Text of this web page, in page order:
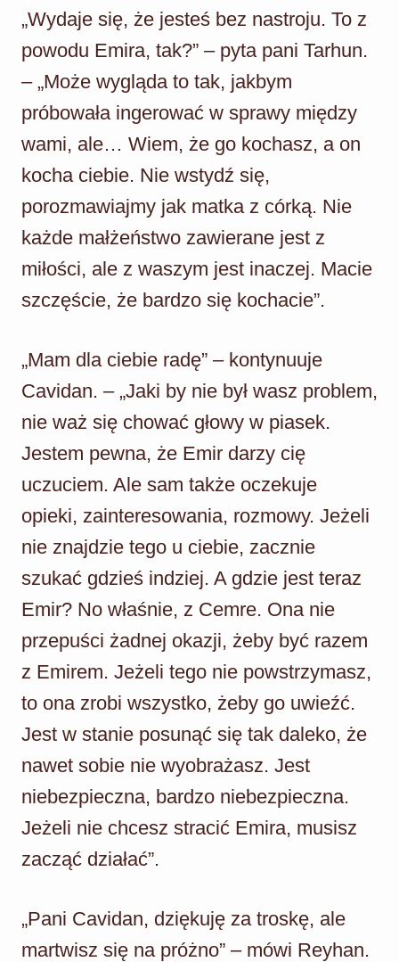
„Wydaje się, że jesteś bez nastroju. To z
powodu Emira, tak?” – pyta pani Tarhun.
– „Może wygląda to tak, jakbym
próbowała ingerować w sprawy między
wami, ale… Wiem, że go kochasz, a on
kocha ciebie. Nie wstydź się,
porozmawiajmy jak matka z córką. Nie
każde małżeństwo zawierane jest z
miłości, ale z waszym jest inaczej. Macie
szczęście, że bardzo się kochacie”.
„Mam dla ciebie radę” – kontynuuje
Cavidan. – „Jaki by nie był wasz problem,
nie waż się chować głowy w piasek.
Jestem pewna, że Emir darzy cię
uczuciem. Ale sam także oczekuje
opieki, zainteresowania, rozmowy. Jeżeli
nie znajdzie tego u ciebie, zacznie
szukać gdzieś indziej. A gdzie jest teraz
Emir? No właśnie, z Cemre. Ona nie
przepuści żadnej okazji, żeby być razem
z Emirem. Jeżeli tego nie powstrzymasz,
to ona zrobi wszystko, żeby go uwieźć.
Jest w stanie posunąć się tak daleko, że
nawet sobie nie wyobrażasz. Jest
niebezpieczna, bardzo niebezpieczna.
Jeżeli nie chcesz stracić Emira, musisz
zacząć działać”.
„Pani Cavidan, dziękuję za troskę, ale
martwisz się na próżno” – mówi Reyhan.